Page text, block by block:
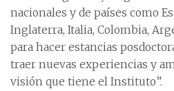
nacionales y de países como
Inglaterra, Italia, Colombia,
para hacer estancias
traer nuevas experiencias y
visión que tiene el Instituto”.